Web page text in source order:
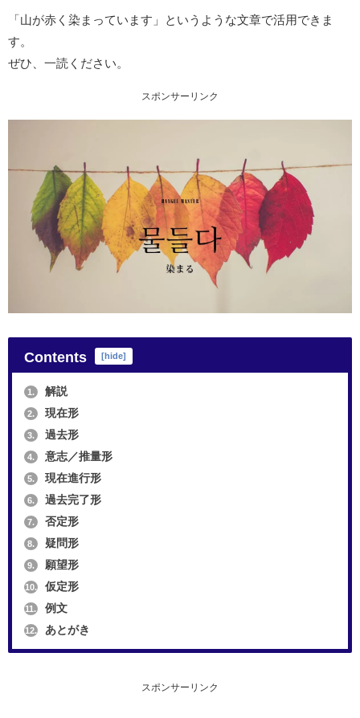
「山が赤く染まっています」というような文章で活用できま
す。
ぜひ、一読ください。
スポンサーリンク
Contents [hide]
1. 解説
2. 現在形
3. 過去形
4. 意志／推量形
5. 現在進行形
6. 過去完了形
7. 否定形
8. 疑問形
9. 願望形
10. 仮定形
11. 例文
12. あとがき
スポンサーリンク